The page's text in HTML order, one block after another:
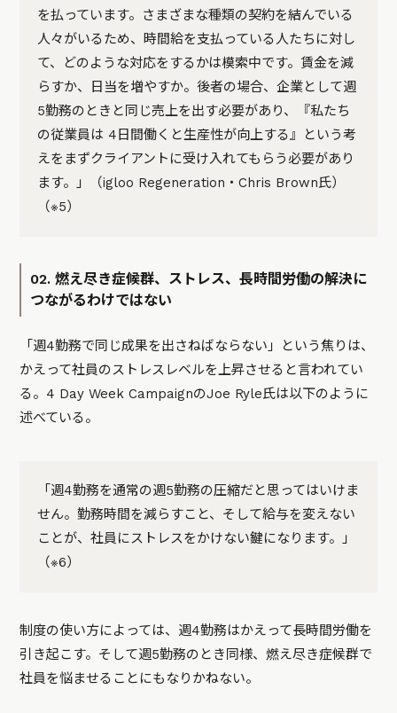
を払っています。さまざまな種類の契約を結んでいる
人々がいるため、時間給を支払っている人たちに対し
て、どのような対応をするかは模索中です。賃金を減
らすか、日当を増やすか。後者の場合、企業として週
5勤務のときと同じ売上を出す必要があり、『私たち
の従業員は 4日間働くと生産性が向上する』という考
えをまずクライアントに受け入れてもらう必要があり
ます。」（igloo Regeneration・Chris Brown氏）
（※5）
02. 燃え尽き症候群、ストレス、長時間労働の解決に
つながるわけではない
「週4勤務で同じ成果を出さねばならない」という焦りは、
かえって社員のストレスレベルを上昇させると言われてい
る。4 Day Week CampaignのJoe Ryle氏は以下のように
述べている。
「週4勤務を通常の週5勤務の圧縮だと思ってはいけま
せん。勤務時間を減らすこと、そして給与を変えない
ことが、社員にストレスをかけない鍵になります。」
（※6）
制度の使い方によっては、週4勤務はかえって長時間労働を
引き起こす。そして週5勤務のとき同様、燃え尽き症候群で
社員を悩ませることにもなりかねない。